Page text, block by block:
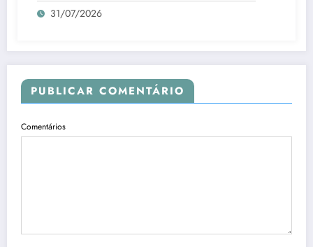
31/07/2026
PUBLICAR COMENTÁRIO
Comentários